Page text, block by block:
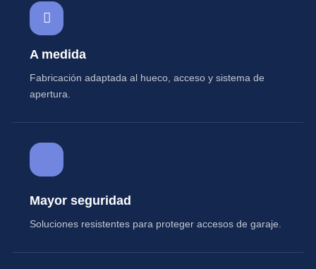
A medida
Fabricación adaptada al hueco, acceso y sistema de
apertura.
Mayor seguridad
Soluciones resistentes para proteger accesos de garaje.